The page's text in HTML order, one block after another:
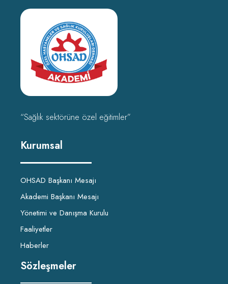
“Sağlık sektörüne özel eğitimler”
Kurumsal
OHSAD Başkanı Mesajı
Akademi Başkanı Mesajı
Yönetimi ve Danışma Kurulu
Faaliyetler
Haberler
Sözleşmeler